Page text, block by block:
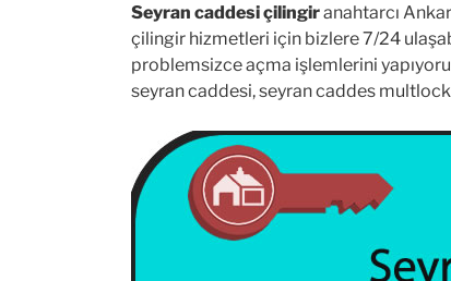
Seyran caddesi çilingiranahtarcı
çilingir hizmetleri için bizlere 7/24
problemsizce açma işlemlerini
seyran caddesi, seyran caddes